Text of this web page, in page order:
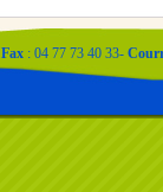
Fax : 04 77 73 40 33-